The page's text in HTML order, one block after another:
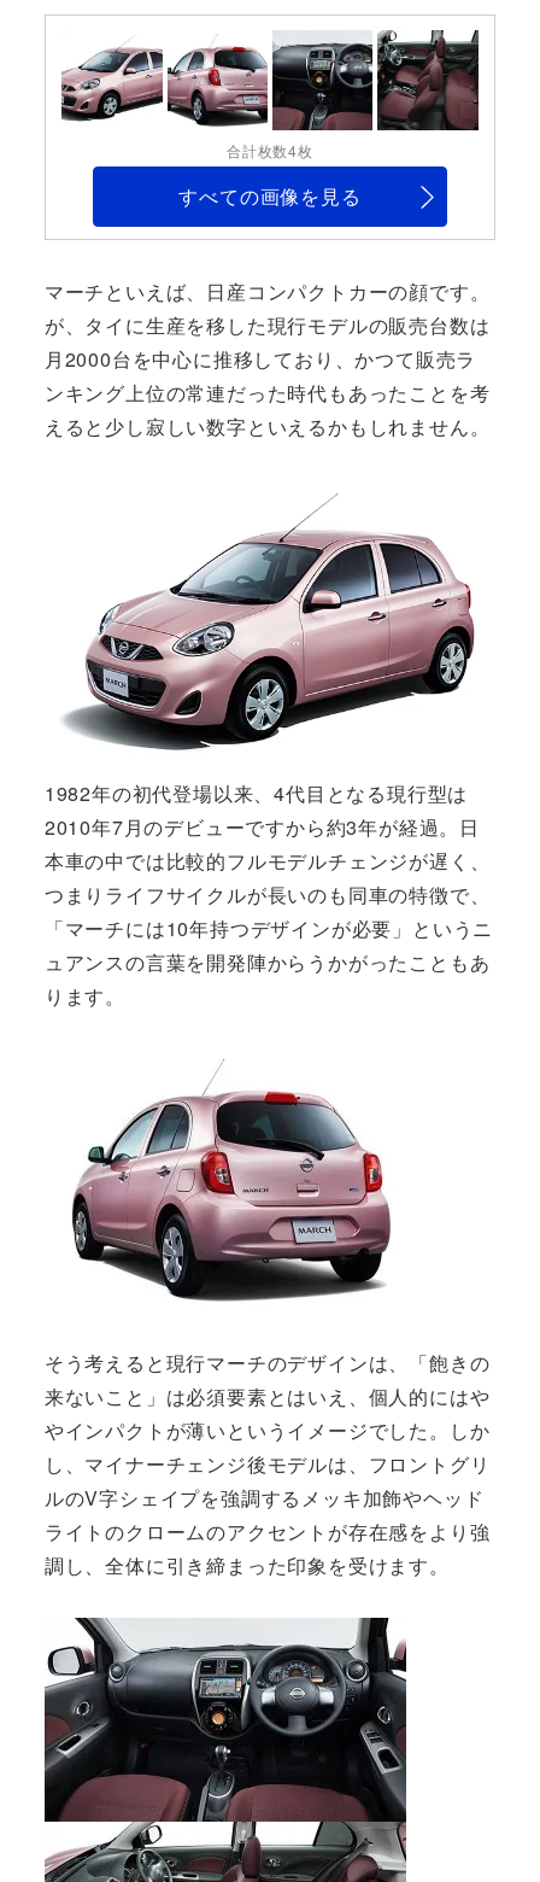
合計枚数4枚
すべての画像を見る
マーチといえば、日産コンパクトカーの顔です。
が、タイに生産を移した現行モデルの販売台数は
月2000台を中心に推移しており、かつて販売ラ
ンキング上位の常連だった時代もあったことを考
えると少し寂しい数字といえるかもしれません。
1982年の初代登場以来、4代目となる現行型は
2010年7月のデビューですから約3年が経過。日
本車の中では比較的フルモデルチェンジが遅く、
つまりライフサイクルが長いのも同車の特徴で、
「マーチには10年持つデザインが必要」というニ
ュアンスの言葉を開発陣からうかがったこともあ
ります。
そう考えると現行マーチのデザインは、「飽きの
来ないこと」は必須要素とはいえ、個人的にはや
やインパクトが薄いというイメージでした。しか
し、マイナーチェンジ後モデルは、フロントグリ
ルのV字シェイプを強調するメッキ加飾やヘッド
ライトのクロームのアクセントが存在感をより強
調し、全体に引き締まった印象を受けます。